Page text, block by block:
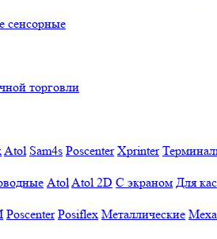
сенсорные
торговли
Atol Sam4s Poscenter Xprinter
AtolAtol 2D С экраном Для
Poscenter Posiflex Металлические